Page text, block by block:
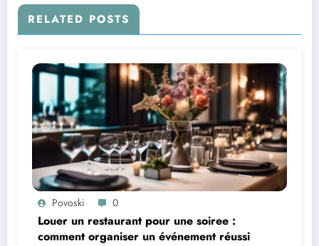
RELATED POSTS
Povoski 0
Louer un restaurant pour une soiree :
comment organiser un événement réussi